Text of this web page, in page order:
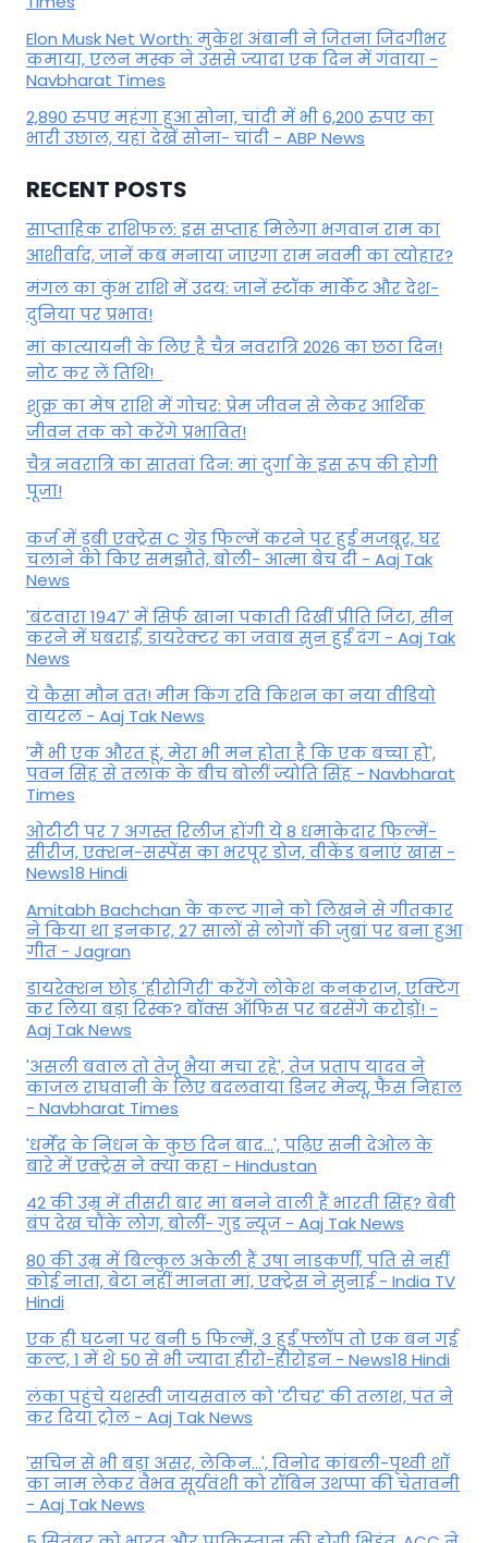
Elon Musk Net Worth: मुकेश अंबानी ने जितना जिंदगीभर
कमाया, एलन मस्क ने उससे ज्यादा एक दिन में गंवाया -
Navbharat Times
2,890 रुपए महंगा हुआ सोना, चांदी में भी 6,200 रुपए का
भारी उछाल, यहां देखें सोना- चांदी - ABP News
RECENT POSTS
साप्ताहिक राशिफल: इस सप्ताह मिलेगा भगवान राम का
आशीर्वाद, जानें कब मनाया जाएगा राम नवमी का त्योहार?
मंगल का कुंभ राशि में उदय: जानें स्‍टॉक मार्केट और देश-
दुनिया पर प्रभाव!
मां कात्‍यायनी के लिए है चैत्र नवरात्रि 2026 का छठा दिन!
नोट कर लें तिथि!
शुक्र का मेष राशि में गोचर: प्रेम जीवन से लेकर आर्थिक
जीवन तक को करेंगे प्रभावित!
चैत्र नवरात्रि का सातवां दिन: मां दुर्गा के इस रूप की होगी
पूजा!
कर्ज में डूबी एक्ट्रेस C ग्रेड फिल्में करने पर हुई मजबूर, घर
चलाने को किए समझौते, बोली- आत्मा बेच दी - Aaj Tak
News
'बंटवारा 1947' में सिर्फ खाना पकाती दिखीं प्रीति जिंटा, सीन
करने में घबराईं, डायरेक्टर का जवाब सुन हुईं दंग - Aaj Tak
News
ये कैसा मौन व्रत! मीम किंग रवि किशन का नया वीडियो
वायरल - Aaj Tak News
'मैं भी एक औरत हूं, मेरा भी मन होता है कि एक बच्चा हो',
पवन सिंह से तलाक के बीच बोलीं ज्योति सिंह - Navbharat
Times
ओटीटी पर 7 अगस्त रिलीज होंगी ये 8 धमाकेदार फिल्में-
सीरीज, एक्शन-सस्पेंस का भरपूर डोज, वीकेंड बनाएं खास -
News18 Hindi
Amitabh Bachchan के कल्ट गाने को लिखने से गीतकार
ने किया था इनकार, 27 सालों से लोगों की जुबां पर बना हुआ
गीत - Jagran
डायरेक्शन छोड़ 'हीरोगिरी' करेंगे लोकेश कनकराज, एक्टिंग
कर लिया बड़ा रिस्क? बॉक्स ऑफिस पर बरसेंगे करोड़ों! -
Aaj Tak News
'असली बवाल तो तेजू भैया मचा रहे', तेज प्रताप यादव ने
काजल राघवानी के लिए बदलवाया डिनर मेन्यू, फैंस न‍िहाल
- Navbharat Times
'धर्मेंद्र के निधन के कुछ दिन बाद...', पढ़िए सनी देओल के
बारे में एक्ट्रेस ने क्या कहा - Hindustan
42 की उम्र में तीसरी बार मां बनने वाली हैं भारती सिंह? बेबी
बंप देख चौंके लोग, बोलीं- गुड न्यूज - Aaj Tak News
80 की उम्र में बिल्कुल अकेली हैं उषा नाडकर्णी, पति से नहीं
कोई नाता, बेटा नहीं मानता मां, एक्ट्रेस ने सुनाई - India TV
Hindi
एक ही घटना पर बनी 5 फिल्में, 3 हुईं फ्लॉप तो एक बन गई
कल्ट, 1 में थे 50 से भी ज्यादा हीरो-हीरोइन - News18 Hindi
लंका पहुंचे यशस्वी जायसवाल को 'टीचर' की तलाश, पंत ने
कर द‍िया ट्रोल - Aaj Tak News
'सचिन से भी बड़ा असर, लेकिन...', व‍िनोद कांबली-पृथ्वी शॉ
का नाम लेकर वैभव सूर्यवंशी को रॉबिन उथप्पा की चेतावनी
- Aaj Tak News